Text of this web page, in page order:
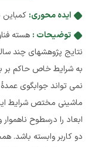
ایده محوری:
توضیحات : هسته
نتایج پژوهشهای چند
به شرایط خاص حاکم بر
نمی تواند جوابگوی عمدۀ
ماشینی مختص شرایط
ابعاد را درسطوح
دو کاربر وابسته باشد.